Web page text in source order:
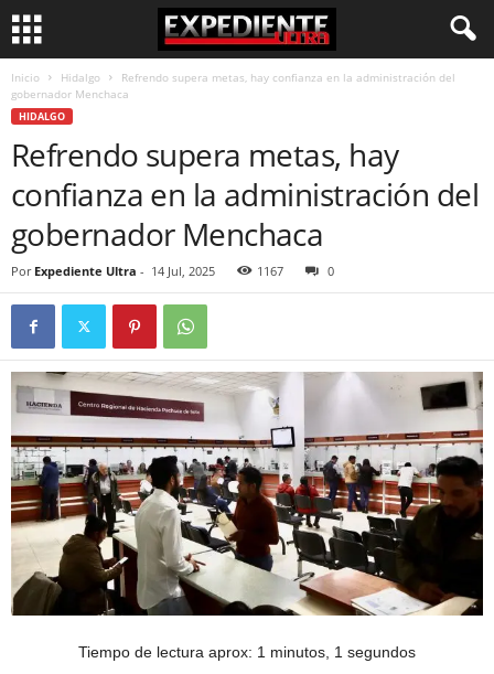
Inicio Hidalgo
Refrendo supera metas, hay confianza en la administración del
gobernador Menchaca
HIDALGO
Refrendo supera metas, hay
confianza en la administración del
gobernador Menchaca
Por Expediente Ultra - 14 Jul, 2025 1167 0
Tiempo de lectura aprox: 1 minutos, 1 segundos